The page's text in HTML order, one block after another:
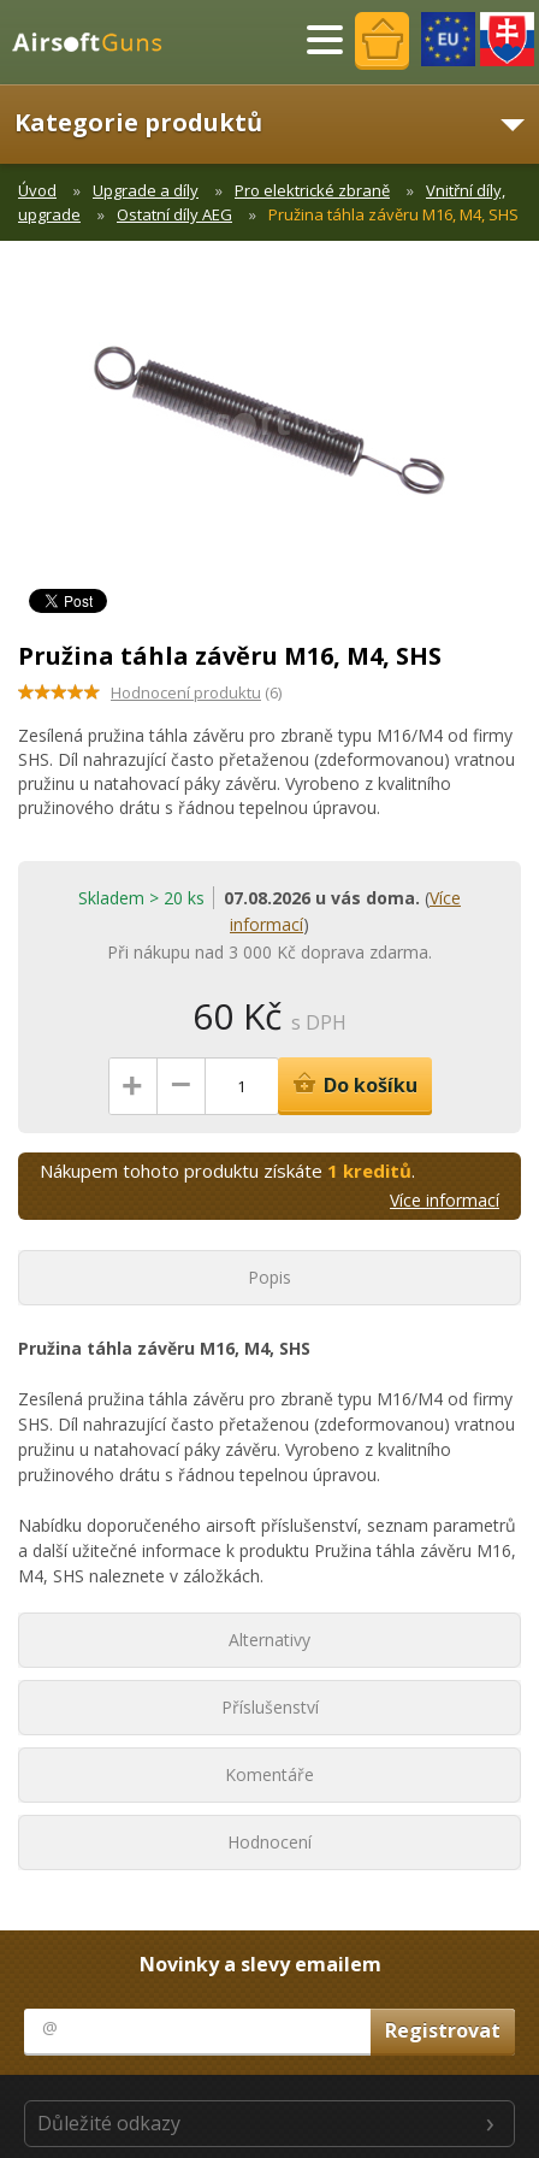
Menu
Kategorie produktů
Úvod Upgrade a díly Pro elektrické zbraně
Vnitřní díly,
upgrade
Ostatní díly AEG Pružina táhla závěru M16, M4, SHS
Pružina táhla závěru M16, M4, SHS
Hodnocení produktu (6)
Zesílená pružina táhla závěru pro zbraně typu M16/M4 od firmy
SHS. Díl nahrazující často přetaženou (zdeformovanou) vratnou
pružinu u natahovací páky závěru. Vyrobeno z kvalitního
pružinového drátu s řádnou tepelnou úpravou.
Skladem > 20 ks 07.08.2026 u vás doma. (Více
informací)
Při nákupu nad 3 000 Kč doprava zdarma.
60 Kč s DPH
+ – Do košíku
Nákupem tohoto produktu získáte 1 kreditů.
Více informací
Popis
Pružina táhla závěru M16, M4, SHS
Zesílená pružina táhla závěru pro zbraně typu M16/M4 od firmy
SHS. Díl nahrazující často přetaženou (zdeformovanou) vratnou
pružinu u natahovací páky závěru. Vyrobeno z kvalitního
pružinového drátu s řádnou tepelnou úpravou.
Nabídku doporučeného airsoft příslušenství, seznam parametrů
a další užitečné informace k produktu Pružina táhla závěru M16,
M4, SHS naleznete v záložkách.
Alternativy
Příslušenství
Komentáře
Hodnocení
Novinky a slevy emailem
Důležité odkazy